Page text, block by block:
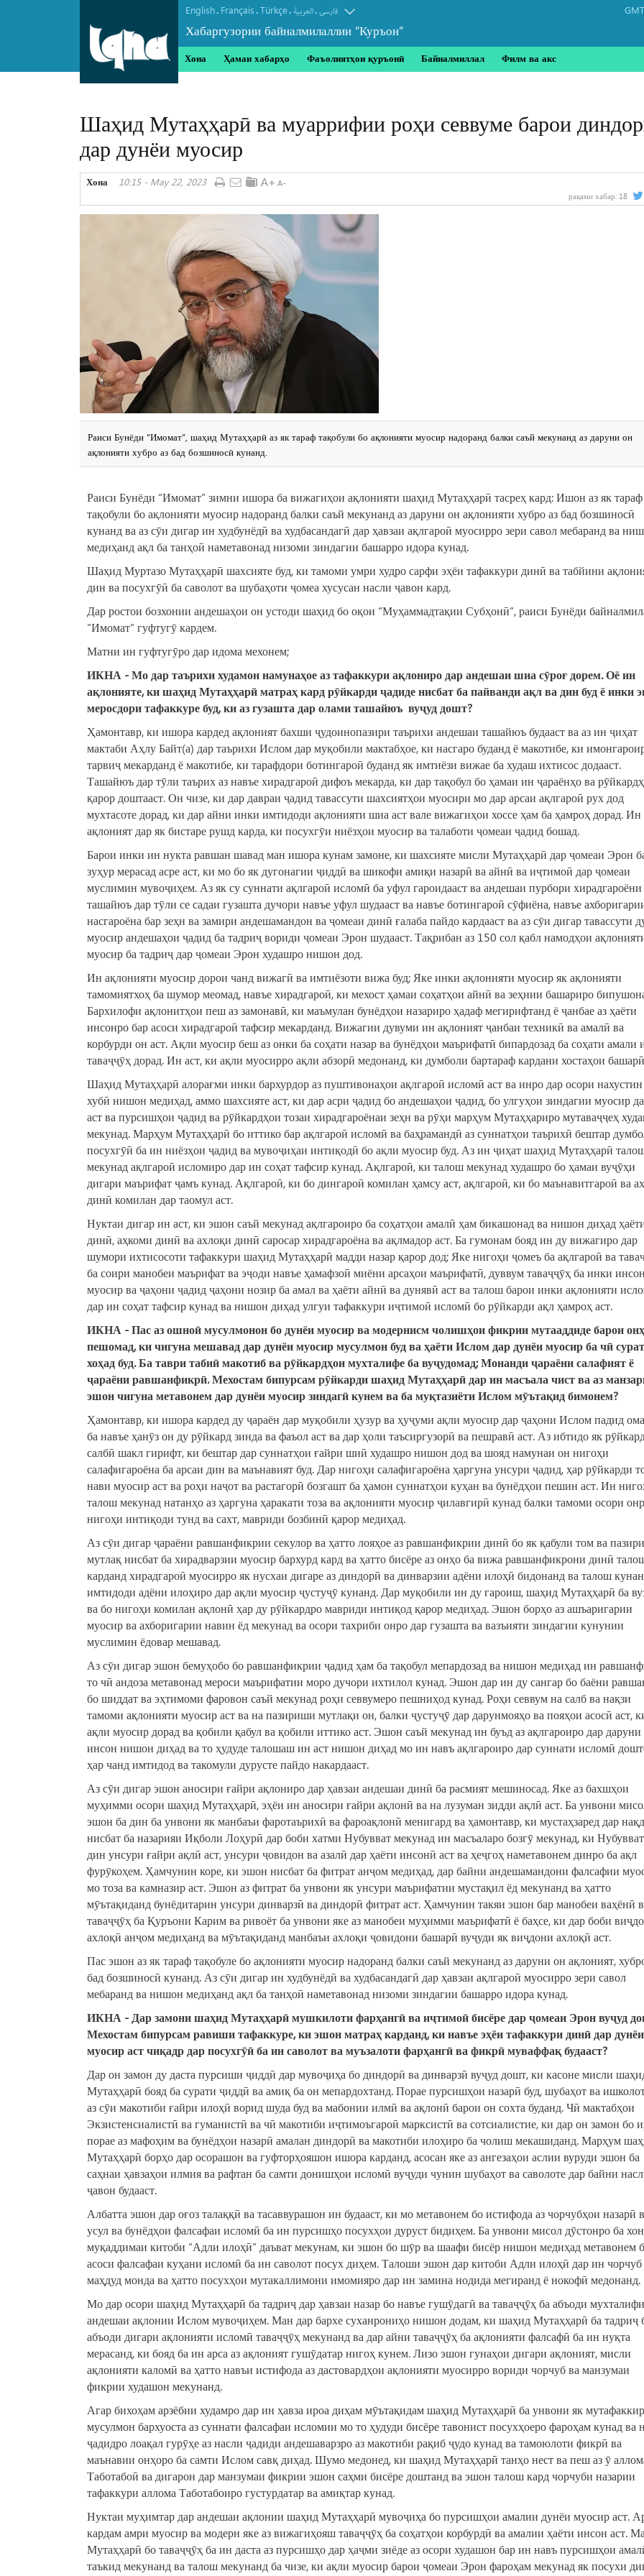
English. Français.Türkçe. العربیة.فارسی
Хабаргузории байналмилаллии “Куръон”
Хона Ҳамаи хабарҳо Фаъолиятҳои қуръонӣ Байналмиллал Филм ва акс
Шаҳид Мутаҳҳарӣ ва муаррифии роҳи севвуме барои
дар дунёи муосир
Хона 10:15 - May 22, 2023
рақами хабар: 18
Раиси Бунёди “Имомат”, шаҳид Мутаҳҳарӣ аз як тараф тақобули бо ақлонияти муосир надоранд балки саъй мекунанд аз даруни он
ақлонияти хубро аз бад бозшиносӣ кунанд.
Раиси Бунёди “Имомат” зимни ишора ба вижагиҳои ақлонияти шаҳид Мутаҳҳарӣ тасреҳ кард: Ишон аз як тараф
тақобули бо ақлонияти муосир надоранд балки саъй мекунанд аз даруни он ақлонияти хубро аз бад бозшиносӣ
кунанд ва аз сӯи дигар ин худбунёдӣ ва худбасандагӣ дар ҳавзаи ақлгароӣ муосирро зери савол мебаранд ва
медиҳанд ақл ба танҳоӣ наметавонад низоми зиндагии башарро идора кунад.
Шаҳид Муртазо Мутаҳҳарӣ шахсияте буд, ки тамоми умри худро сарфи эҳёи тафаккури динӣ ва табйини
дин ва посухгӯӣ ба саволот ва шубаҳоти ҷомеа хусусан насли ҷавон кард.
Дар ростои бозхонии андешаҳои он устоди шаҳид бо оқои “Муҳаммадтақии Субҳонӣ”, раиси Бунёди
“Имомат” гуфтугӯ кардем.
Матни ин гуфтугӯро дар идома мехонем;
ИКНА -Мо дар таърихихудамон намунаҳоеаз тафаккуриақлониро дар андешаишиасӯроғ дорем. Оё ин
ақлонияте, ки шаҳидМутаҳҳарӣматраҳ кард рӯйкардиҷадиде нисбат ба пайвандиақл ва дин буд ё инки
меросдоритафаккуребуд, ки аз гузашта дар олами ташайюъ вуҷуд дошт?
Ҳамонтавр, ки ишора кардед ақлоният бахши ҷудоинопазири таърихи андешаи ташайюъ будааст ва аз ин ҷиҳат
мактаби Аҳлу Байт(а) дар таърихи Ислом дар муқобили мактабҳое, ки насгаро буданд ё макотибе, ки
тарвиҷ мекарданд ё макотибе, ки тарафдори ботингароӣ буданд як имтиёзи вижае ба худаш ихтисос додааст.
Ташайюъ дар тӯли таърих аз навъе хирадгароӣ дифоъ мекарда, ки дар тақобул бо ҳамаи ин ҷараёнҳо ва
қарор доштааст. Он чизе, ки дар давраи ҷадид тавассути шахсиятҳои муосири мо дар арсаи ақлгароӣ рух дод
мухтасоте дорад, ки дар айни инки имтидоди ақлонияти шиа аст вале вижагиҳои хоссе ҳам ба ҳамроҳ дорад. Ин
ақлоният дар як бистаре рушд карда, ки посухгӯи ниёзҳои муосир ва талаботи ҷомеаи ҷадид бошад.
Барои инки ин нукта равшан шавад ман ишора кунам замоне, ки шахсияте мисли Мутаҳҳарӣ дар ҷомеаи Эрон
зуҳур мерасад асре аст, ки мо бо як дугонагии ҷиддӣ ва шикофи амиқи назарӣ ва айнӣ ва иҷтимоӣ дар ҷомеаи
муслимин мувоҷиҳем. Аз як су суннати ақлгароӣ исломӣ ба уфул гароидааст ва андешаи пурбори хирадгароёни
ташайюъ дар тӯли се садаи гузашта дучори навъе уфул шудааст ва навъе ботингароӣ сӯфиёна, навъе
насгароёна бар зеҳн ва замири андешамандон ва ҷомеаи динӣ ғалаба пайдо кардааст ва аз сӯи дигар тавассути
муосир андешаҳои ҷадид ба тадриҷ вориди ҷомеаи Эрон шудааст. Тақрибан аз 150 сол қабл намодҳои
муосир ба тадриҷ дар ҷомеаи Эрон худашро нишон дод.
Ин ақлонияти муосир дорои чанд вижагӣ ва имтиёзоти вижа буд; Яке инки ақлонияти муосир як ақлонияти
тамомиятхоҳ ба шумор меомад, навъе хирадгароӣ, ки мехост ҳамаи соҳатҳои айнӣ ва зеҳнии башариро
Бархилофи ақлонитҳои пеш аз замонавӣ, ки маъмулан бунёдҳои назариро ҳадаф мегирифтанд ё ҷанбае аз ҳаёти
инсонро бар асоси хирадгароӣ тафсир мекарданд. Вижагии дувуми ин ақлоният ҷанбаи техникӣ ва амалӣ ва
корбурди он аст. Ақли муосир беш аз онки ба соҳати назар ва бунёдҳои маърифатӣ бипардозад ба соҳати амали
таваҷҷӯҳ дорад. Ин аст, ки ақли муосирро ақли абзорӣ медонанд, ки думболи бартараф кардани хостаҳои
Шаҳид Мутаҳҳарӣ алорағми инки бархурдор аз пуштивонаҳои ақлгароӣ исломӣ аст ва инро дар осори
хубӣ нишон медиҳад, аммо шахсияте аст, ки дар асри ҷадид бо андешаҳои ҷадид, бо улгуҳои зиндагии муосир
аст ва пурсишҳои ҷадид ва рӯйкардҳои тозаи хирадгароёнаи зеҳн ва рӯҳи марҳум Мутаҳҳариро мутаваҷҷеҳ
мекунад. Марҳум Мутаҳҳарӣ бо иттико бар ақлгароӣ исломӣ ва баҳрамандӣ аз суннатҳои таърихӣ бештар
посухгӯӣ ба ин ниёзҳои ҷадид ва мувоҷиҳаи интиқодӣ бо ақли муосир буд. Аз ин ҷиҳат шаҳид Мутаҳҳарӣ
мекунад ақлгароӣ исломиро дар ин соҳат тафсир кунад. Ақлгароӣ, ки талош мекунад худашро бо ҳамаи вуҷӯҳи
дигари маърифат ҷамъ кунад. Ақлгароӣ, ки бо дингароӣ комилан ҳамсу аст, ақлгароӣ, ки бо маънавитгароӣ ва
динӣ комилан дар таомул аст.
Нуктаи дигар ин аст, ки эшон саъй мекунад ақлгароиро ба соҳатҳои амалӣ ҳам бикашонад ва нишон диҳад
динӣ, аҳкоми динӣ ва ахлоқи динӣ саросар хирадгароёна ва ақлмадор аст. Ба гумонам бояд ин ду вижагиро дар
шумори ихтисосоти тафаккури шаҳид Мутаҳҳарӣ мадди назар қарор дод; Яке нигоҳи ҷомеъ ба ақлгароӣ ва
ба соири манобеи маърифат ва эҷоди навъе ҳамафзоӣ миёни арсаҳои маърифатӣ, дуввум таваҷҷӯҳ ба инки
муосир ва ҷаҳони ҷадид ҷаҳони нозир ба амал ва ҳаёти айнӣ ва дунявӣ аст ва талош барои инки ақлонияти
дар ин соҳат тафсир кунад ва нишон диҳад улгуи тафаккури иҷтимоӣ исломӣ бо рӯйкарди ақл ҳамроҳ аст.
ИКНА -Пас аз ошноӣ мусулмононбо дунёимуосирва модернисм чолишҳои фикриимутааддиде барои
пешомад, ки чигуна мешавад дар дунёимуосирмусулмон буд ва ҳаётиИслом дар дунёимуосирба чӣ сурат
хоҳад буд.Ба таври табиӣмакотиб ва рӯйкардҳои мухталифе ба вуҷудомад; Монандиҷараёнисалафият ё
ҷараёниравшанфикрӣ. Мехостам бипурсам рӯйкардишаҳидМутаҳҳарӣдар ин масъала чист ва аз манзар
эшон чигуна метавонем дар дунёимуосирзиндагӣ кунем ва ба муқтазиётиИслом мӯътақид бимонем?
Ҳамонтавр, ки ишора кардед ду ҷараён дар муқобили ҳузур ва ҳуҷуми ақли муосир дар ҷаҳони Ислом падид
ба навъе ҳанӯз он ду рӯйкард зинда ва фаъол аст ва дар ҳоли таъсиргузорӣ ва пешравӣ аст. Аз ибтидо як
салбӣ шакл гирифт, ки бештар дар суннатҳои ғайри шиӣ худашро нишон дод ва шояд намунаи он нигоҳи
салафигароёна ба арсаи дин ва маънавият буд. Дар нигоҳи салафигароёна ҳаргуна унсури ҷадид, ҳар рӯйкарди
нави муосир аст ва роҳи наҷот ва растагорӣ бозгашт ба ҳамон суннатҳои куҳан ва бунёдҳои пешин аст. Ин
талош мекунад натанҳо аз ҳаргуна ҳаракати тоза ва ақлонияти муосир ҷилавгирӣ кунад балки тамоми осори
нигоҳи интиқоди тунд ва сахт, мавриди бозбинӣ қарор медиҳад.
Аз сӯи дигар ҷараёни равшанфикрии секулор ва ҳатто лояҳое аз равшанфикрии динӣ бо як қабули том ва
мутлақ нисбат ба хирадварзии муосир бархурд кард ва ҳатто бисёре аз онҳо ба вижа равшанфикрони динӣ
карданд хирадгароӣ муосирро як нусхаи дигаре аз диндорӣ ва динварзии адёни илоҳӣ бидонанд ва талош
имтидоди адёни илоҳиро дар ақли муосир ҷустуҷӯ кунанд. Дар муқобили ин ду гароиш, шаҳид Мутаҳҳарӣ ба
ва бо нигоҳи комилан ақлонӣ ҳар ду рӯйкардро мавриди интиқод қарор медиҳад. Эшон борҳо аз ашъаригарии
муосир ва ахборигарии навин ёд мекунад ва осори тахриби онро дар гузашта ва вазъияти зиндагии кунунии
муслимин ёдовар мешавад.
Аз сӯи дигар эшон бемуҳобо бо равшанфикрии ҷадид ҳам ба тақобул мепардозад ва нишон медиҳад ин
то чӣ андоза метавонад мероси маърифатии моро дучори ихтилол кунад. Эшон дар ин ду сангар бо баёни
бо шиддат ва эҳтимоми фаровон саъй мекунад роҳи севвумеро пешниҳод кунад. Роҳи севвум на салб ва нақзи
тамоми ақлонияти муосир аст ва на пазириши мутлақи он, балки ҷустуҷӯ дар дарунмояҳо ва пояҳои асосӣ аст,
ақли муосир дорад ва қобили қабул ва қобили иттико аст. Эшон саъй мекунад ин буъд аз ақлгароиро дар даруни
инсон нишон диҳад ва то ҳудуде талошаш ин аст нишон диҳад мо ин навъ ақлгароиро дар суннати исломӣ
ҳар чанд имтидод ва такомули дурусте пайдо накардааст.
Аз сӯи дигар эшон аносири ғайри ақлониро дар ҳавзаи андешаи динӣ ба расмият мешиносад. Яке аз бахшҳои
муҳимми осори шаҳид Мутаҳҳарӣ, эҳёи ин аносири ғайри ақлонӣ ва на лузуман зидди ақлӣ аст. Ба унвони
эшон ба дин ба унвони як манбаъи фаротаърихӣ ва фароақлонӣ менигард ва ҳамонтавр, ки мустаҳзаред дар
нисбат ба назарияи Иқболи Лоҳурӣ дар боби хатми Нубувват мекунад ин масъаларо бозгӯ мекунад, ки
дин унсури ғайри ақлӣ аст, унсури ҷовидон ва азалӣ дар ҳаёти инсонӣ аст ва ҳеҷгоҳ наметавонем динро ба ақл
фурӯкоҳем. Ҳамчунин коре, ки эшон нисбат ба фитрат анҷом медиҳад, дар байни андешамандони фалсафии
мо тоза ва камназир аст. Эшон аз фитрат ба унвони як унсури маърифатии мустақил ёд мекунанд ва ҳатто
мӯътақиданд бунёдитарин унсури динварзӣ ва диндорӣ фитрат аст. Ҳамчунин такяи эшон бар манобеи ваҳёнӣ
таваҷҷӯҳ ба Қуръони Карим ва ривоёт ба унвони яке аз манобеи муҳимми маърифатӣ ё баҳсе, ки дар боби
ахлоқӣ анҷом медиҳанд ва мӯътақиданд манбаъи ахлоқи ҷовидони башарӣ вуҷуди як виҷдони ахлоқӣ аст.
Пас эшон аз як тараф тақобуле бо ақлонияти муосир надоранд балки саъй мекунанд аз даруни он ақлоният,
бад бозшиносӣ кунанд. Аз сӯи дигар ин худбунёдӣ ва худбасандагӣ дар ҳавзаи ақлгароӣ муосирро зери савол
мебаранд ва нишон медиҳанд ақл ба танҳоӣ наметавонад низоми зиндагии башарро идора кунад.
ИКНА -Дар замонишаҳидМутаҳҳарӣмушкилотифарҳангӣ ва иҷтимоӣ бисёре дар ҷомеаи Эрон вуҷуд
Мехостам бипурсамравишитафаккуре, ки эшон матраҳ карданд, ки навъе эҳёи тафаккуридинӣдар дунёи
муосираст чиқадр дар посухгӯӣба ин саволот ва муъзалотифарҳангӣ ва фикрӣмуваффақ будааст?
Дар он замон ду даста пурсиши ҷиддӣ дар мувоҷиҳа бо диндорӣ ва динварзӣ вуҷуд дошт, ки касоне мисли
Мутаҳҳарӣ бояд ба сурати ҷиддӣ ва амиқ ба он мепардохтанд. Порае пурсишҳои назарӣ буд, шубаҳот ва
аз сӯи макотиби ғайри илоҳӣ ворид шуда буд ва мабонии илмӣ ва ақлонӣ барои он сохта буданд. Чӣ мактабҳои
Экзистенсиалистӣ ва гуманистӣ ва чӣ макотиби иҷтимоъгароӣ марксистӣ ва сотсиалистие, ки дар он замон бо
порае аз мафоҳим ва бунёдҳои назарӣ амалан диндорӣ ва макотиби илоҳиро ба чолиш мекашиданд. Марҳум
Мутаҳҳарӣ борҳо дар осорашон ва гуфторҳояшон ишора карданд, асосан яке аз ангезаҳои аслии вуруди эшон ба
саҳнаи ҳавзаҳои илмия ва рафтан ба самти донишҳои исломӣ вуҷуди чунин шубаҳот ва саволоте дар байни
ҷавон будааст.
Албатта эшон дар оғоз талаққӣ ва тасаввурашон ин будааст, ки мо метавонем бо истифода аз чорчубҳои назарӣ
усул ва бунёдҳои фалсафаи исломӣ ба ин пурсишҳо посухҳои дуруст бидиҳем. Ба унвони мисол дӯстонро ба
муқаддимаи китоби “Адли илоҳӣ” даъват мекунам, ки эшон бо шӯр ва шаафи бисёр нишон медиҳад метавонем
асоси фалсафаи куҳани исломӣ ба ин саволот посух диҳем. Талоши эшон дар китоби Адли илоҳӣ дар ин чорчуб
маҳдуд монда ва ҳатто посухҳои мутакаллимони имомияро дар ин замина нодида мегиранд ё нокофӣ медонанд.
Мо дар осори шаҳид Мутаҳҳарӣ ба тадриҷ дар ҳавзаи назар бо навъе гушӯдагӣ ва таваҷҷӯҳ ба абъоди мухталифи
андешаи ақлонии Ислом мувоҷиҳем. Ман дар бархе суханрониҳо нишон додам, ки шаҳид Мутаҳҳарӣ ба тадриҷ
абъоди дигари ақлонияти исломӣ таваҷҷӯҳ мекунанд ва дар айни таваҷҷӯҳ ба ақлонияти фалсафӣ ба ин нуқта
мерасанд, ки бояд ба ин арса аз ақлоният гушӯдатар нигоҳ кунем. Лизо эшон гунаҳои дигари ақлоният, мисли
ақлонияти каломӣ ва ҳатто навъи истифода аз дастовардҳои ақлонияти муосирро вориди чорчуб ва манзумаи
фикрии худашон мекунанд.
Агар бихоҳам арзёбии худамро дар ин ҳавза ироа диҳам мӯътақидам шаҳид Мутаҳҳарӣ ба унвони як
мусулмон бархуоста аз суннати фалсафаи исломии мо то ҳудуди бисёре тавонист посухҳоеро фароҳам кунад ва
ҷадидро лоақал гурӯҳе аз насли ҷадиди андешаварзро аз макотиби рақиб ҷудо кунад ва тамоюлоти фикрӣ ва
маънавии онҳоро ба самти Ислом савқ диҳад. Шумо медонед, ки шаҳид Мутаҳҳарӣ танҳо нест ва пеш аз ӯ
Таботабоӣ ва дигарон дар манзумаи фикрии эшон саҳми бисёре доштанд ва эшон талош кард чорчуби назарии
тафаккури аллома Таботабоиро густурдатар ва амиқтар кунад.
Нуктаи муҳимтар дар андешаи ақлонии шаҳид Мутаҳҳарӣ мувоҷиҳа бо пурсишҳои амалии дунёи муосир аст.
кардам амри муосир ва модерн яке аз вижагиҳояш таваҷҷӯҳ ба соҳатҳои корбурдӣ ва амалии ҳаёти инсон аст.
Мутаҳҳарӣ бо таваҷҷӯҳ ба ин даста аз пурсишҳо дар ҳаҷми зиёде аз осори худашон бар ин навъ пурсишҳои
таъкид мекунанд ва талош мекунанд ба чизе, ки ақли муосир барои ҷомеаи Эрон фароҳам мекунад як посухи